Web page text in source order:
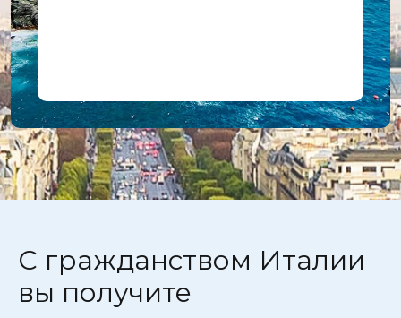
С гражданством Италии
вы получите